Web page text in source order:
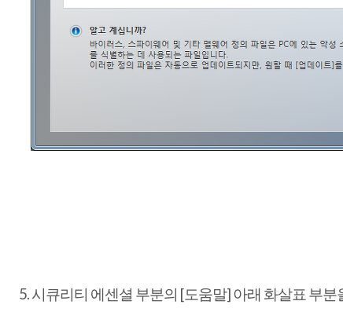
5. 시큐리티 에센셜 부분의 [도움말] 아래 화살표 부